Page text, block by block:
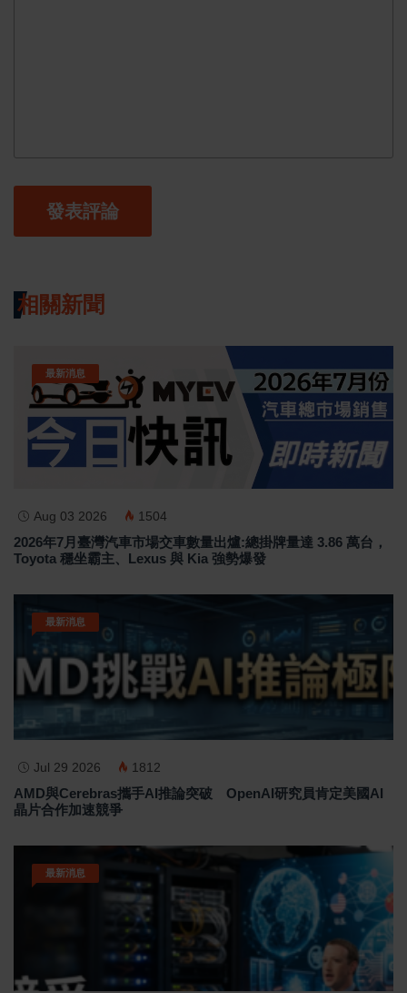
發表評論
相關新聞
最新消息
Aug 03 2026 1504
2026年7月臺灣汽車市場交車數量出爐:總掛牌量達 3.86 萬台，
Toyota 穩坐霸主、Lexus 與 Kia 強勢爆發
最新消息
Jul 29 2026 1812
AMD與Cerebras攜手AI推論突破 OpenAI研究員肯定美國AI
晶片合作加速競爭
最新消息